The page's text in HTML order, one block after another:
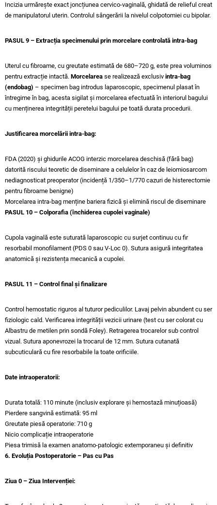
Incizia urmărește exact joncțiunea cervico-vaginală, ghidată de relieful creat
de manipulatorul uterin. Controlul sângerării la nivelul colpotomiei cu bipolar.
PASUL 9 – Extracția specimenului prin morcelare controlată intra-bag
Uterul cu fibroame, cu greutate estimată de 680–720 g, este prea voluminos
pentru extracție intactă. Morcelarea se realizează exclusiv intra-bag
(endobag) – specimen bag introdus laparoscopic, specimenul plasat în
întregime în bag, acesta sigilat și morcelarea efectuată în interiorul bagului
cu menținerea integrității peretelui bagului pe toată durata procedurii.
Justificarea morcelării intra-bag:
FDA (2020) și ghidurile ACOG interzic morcelarea deschisă (fără bag)
datorită riscului teoretic de diseminare a celulelor în caz de leiomiosarcom
nediagnosticat preoperator (incidență 1/350–1/770 cazuri de histerectomie
pentru fibroame benigne)
Morcelarea intra-bag menține bariera fizică și elimină riscul de diseminare
PASUL 10 – Colporafia (închiderea cupolei vaginale)
Cupola vaginală este suturată laparoscopic cu surjet continuu cu fir
resorbabil monofilament (PDS 0 sau V-Loc 0). Sutura asigură integritatea
anatomică și rezistența mecanică a cupolei.
PASUL 11 – Control final și finalizare
Control hemostatic riguros al tuturor pediculilor. Lavaj pelvin abundent cu ser
fiziologic cald. Verificarea integrității vezicii urinare (test cu ser colorat cu
Albastru de metilen prin sondă Foley). Retragerea trocarelor sub control
vizual. Sutura aponevrozei la trocarul de 12 mm. Sutura cutanată
subcuticulară cu fire resorbabile la toate orificiile.
Date intraoperatorii:
Durata totală: 110 minute (inclusiv explorare și hemostază minuțioasă)
Pierdere sangvină estimată: 95 ml
Greutate piesă operatorie: 710 g
Nicio complicație intraoperatorie
Piesa trimisă la examen anatomo-patologic extemporaneu și definitiv
6. Evoluția Postoperatorie – Pas cu Pas
Ziua 0 – Ziua Intervenției: